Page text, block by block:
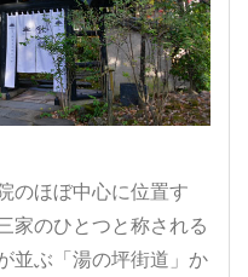
のほぼ中心に位置す
家のひとつと称される
並ぶ「湯の坪街道」か